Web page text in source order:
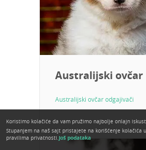
Australijski ovčar
Australijski ovčar odgajivači
Koristimo kolačiće da vam pružimo najbolje onlajn
Stupanjem na naš sajt pristajete na korišćenje kolačića
pravilima privatnosti.Još podataka